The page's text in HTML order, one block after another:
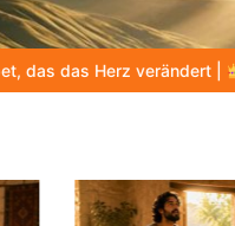
ist das Reich und die Kraft